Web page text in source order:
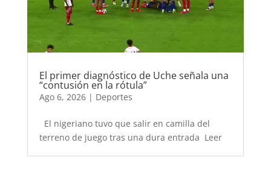
El primer diagnóstico de Uche señala una
“contusión en la rótula”
Ago 6, 2026| Deportes
El nigeriano tuvo que salir en camilla del
terreno de juego tras una dura entrada Leer